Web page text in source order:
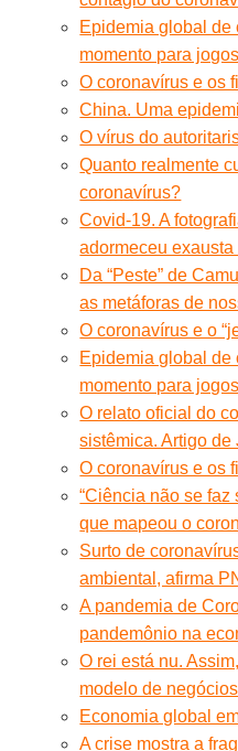
Epidemia global de
momento para
O coronavírus e os
China. Uma
O vírus do
Quanto realmente
coronavírus?
Covid-19. A
adormeceu
Da “Peste” de
as metáforas de
O coronavírus e o
Epidemia global de
momento para
O relato oficial do
sistêmica. Artigo de
O coronavírus e os
“Ciência não se faz
que mapeou o
Surto de
ambiental, afirma
A pandemia de
pandemônio na
O rei está nu.
modelo de
Economia global
A crise mostra a